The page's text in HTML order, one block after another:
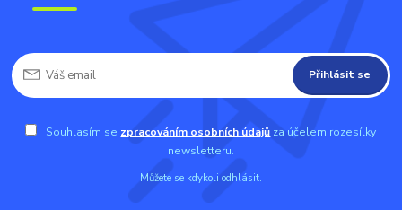
Přihlásit se
Souhlasím se zpracováním osobních údajů za účelem rozesílky
newsletteru.
Můžete se kdykoli odhlásit.